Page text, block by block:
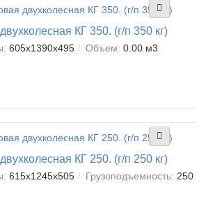
КГ 350. (г/п 350 кг)
605x1390x495 Объем: 0.00 м3
КГ 250. (г/п 250 кг)
615х1245х505 Грузоподъемность: 250